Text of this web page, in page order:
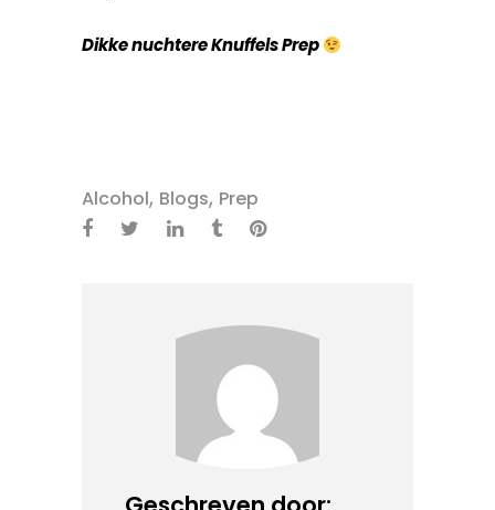
Dikke nuchtere Knuffels Prep
Alcohol, Blogs, Prep